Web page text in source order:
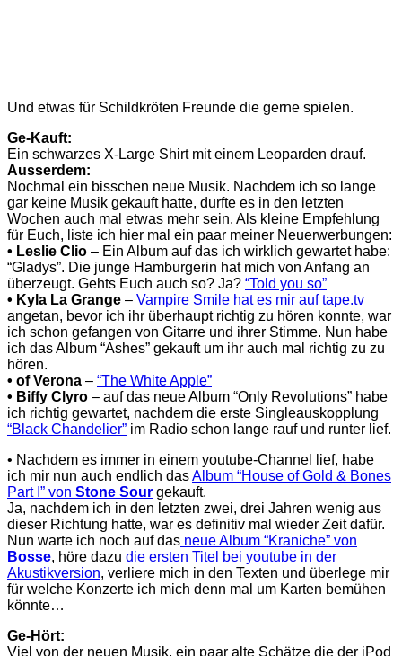
Und etwas für Schildkröten Freunde die gerne spielen.
Ge-Kauft:
Ein schwarzes X-Large Shirt mit einem Leoparden drauf.
Ausserdem:
Nochmal ein bisschen neue Musik. Nachdem ich so lange
gar keine Musik gekauft hatte, durfte es in den letzten
Wochen auch mal etwas mehr sein. Als kleine Empfehlung
für Euch, liste ich hier mal ein paar meiner Neuerwerbungen:
• Leslie Clio – Ein Album auf das ich wirklich gewartet habe:
“Gladys”. Die junge Hamburgerin hat mich von Anfang an
überzeugt. Gehts Euch auch so? Ja? “Told you so”
• Kyla La Grange – Vampire Smile hat es mir auf tape.tv
angetan, bevor ich ihr überhaupt richtig zu hören konnte, war
ich schon gefangen von Gitarre und ihrer Stimme. Nun habe
ich das Album “Ashes” gekauft um ihr auch mal richtig zu zu
hören.
• of Verona – “The White Apple”
• Biffy Clyro – auf das neue Album “Only Revolutions” habe
ich richtig gewartet, nachdem die erste Singleauskopplung
“Black Chandelier” im Radio schon lange rauf und runter lief.
• Nachdem es immer in einem youtube-Channel lief, habe
ich mir nun auch endlich dasAlbum “House of Gold & Bones
Part I” von Stone Sour gekauft.
Ja, nachdem ich in den letzten zwei, drei Jahren wenig aus
dieser Richtung hatte, war es definitiv mal wieder Zeit dafür.
Nun warte ich noch auf das neue Album “Kraniche” von
Bosse, höre dazu die ersten Titel bei youtube in der
Akustikversion, verliere mich in den Texten und überlege mir
für welche Konzerte ich mich denn mal um Karten bemühen
könnte…
Ge-Hört:
Viel von der neuen Musik, ein paar alte Schätze die der iPod